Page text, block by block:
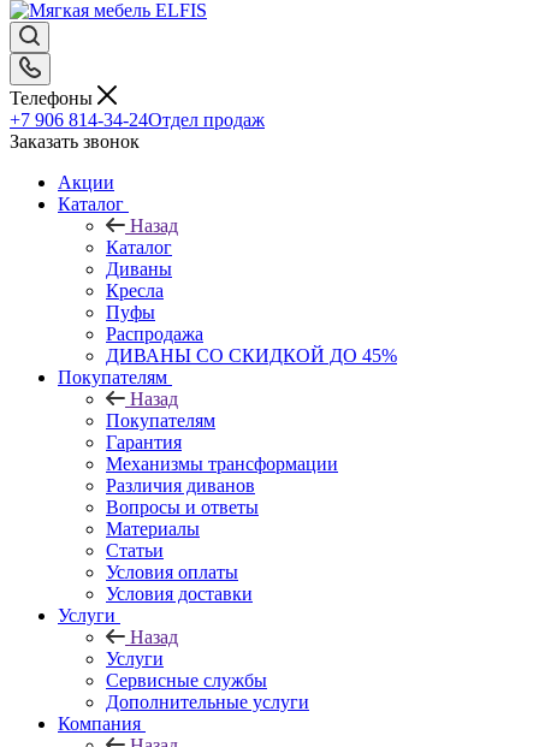
Телефоны
+7 906 814-34-24Отдел продаж
Заказать звонок
Акции
Каталог
Назад
Каталог
Диваны
Кресла
Пуфы
Распродажа
ДИВАНЫ СО СКИДКОЙ ДО 45%
Покупателям
Назад
Покупателям
Гарантия
Механизмы трансформации
Различия диванов
Вопросы и ответы
Материалы
Статьи
Условия оплаты
Условия доставки
Услуги
Назад
Услуги
Сервисные службы
Дополнительные услуги
Компания